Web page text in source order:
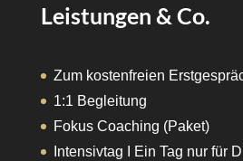
Leistungen & Co.
Zum kostenfreien
1:1 Begleitung
Fokus Coaching (Paket)
Intensivtag I Ein Tag nur für